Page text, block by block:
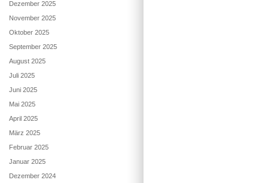
Dezember 2025
November 2025
Oktober 2025
September 2025
August 2025
Juli 2025
Juni 2025
Mai 2025
April 2025
März 2025
Februar 2025
Januar 2025
Dezember 2024